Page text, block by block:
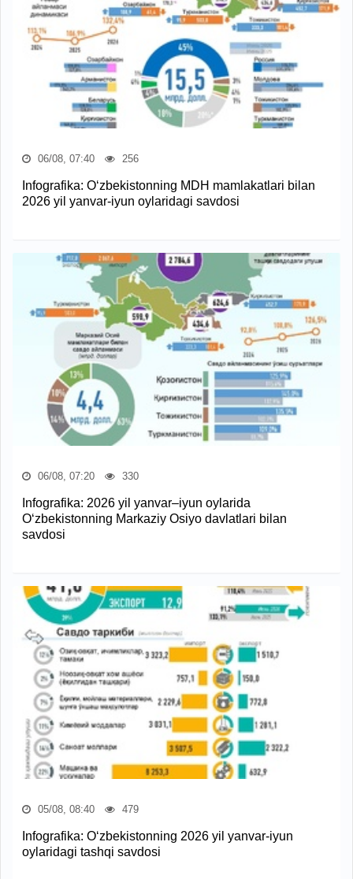
06/08, 07:40 256
Infografika: O‘zbekistonning MDH mamlakatlari bilan
2026 yil yanvar-iyun oylaridagi savdosi
06/08, 07:20 330
Infografika: 2026 yil yanvar–iyun oylarida
O‘zbekistonning Markaziy Osiyo davlatlari bilan
savdosi
05/08, 08:40 479
Infografika: O‘zbekistonning 2026 yil yanvar-iyun
oylaridagi tashqi savdosi